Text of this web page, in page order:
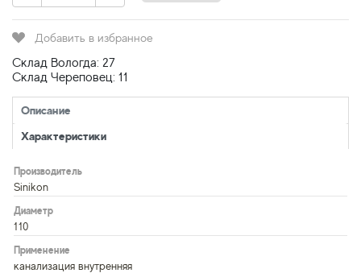
Добавить в избранное
Склад Вологда: 27
Склад Череповец: 11
Описание
Характеристики
Производитель
Sinikon
Диаметр
110
Применение
канализация внутренняя